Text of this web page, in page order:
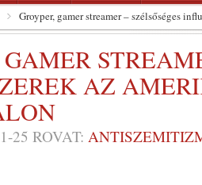
Groyper, gamer streamer – szélsőséges
AZ
25 ROVAT: